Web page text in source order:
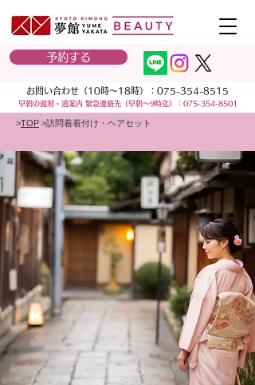
予約する
お問い合わせ（10時～18時）： 075-354-8515
早朝の遅刻・道案内 緊急連絡先（早朝～9時迄）： 075-354-8501
>TOP >訪問着着付け・ヘアセット